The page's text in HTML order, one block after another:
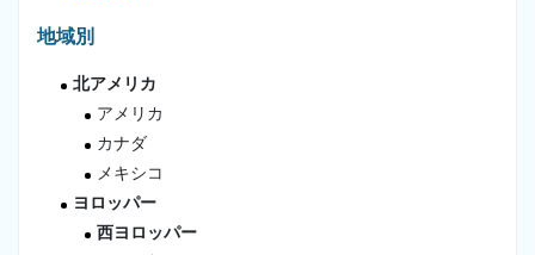
地域別
北アメリカ
アメリカ
カナダ
メキシコ
ヨロッパー
西ヨロッパー